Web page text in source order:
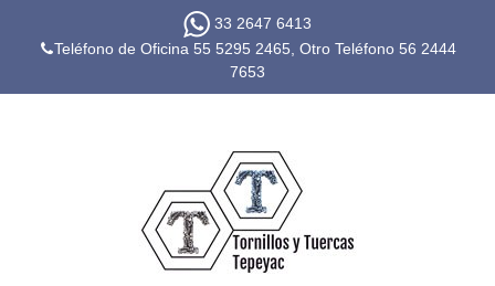
33 2647 6413
Teléfono de Oficina 55 5295 2465, Otro Teléfono 56 2444
7653